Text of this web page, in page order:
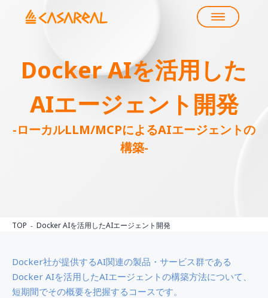
Docker AIを活用した
AIエージェント開発
-ローカルLLM/MCPによるAIエージェントの
構築-
TOP Docker AIを活用したAIエージェント開発
Docker社が提供するAI関連の製品・サービス群である
Docker AIを活用したAIエージェントの構築方法について、
短期間でその概要を把握するコースです。